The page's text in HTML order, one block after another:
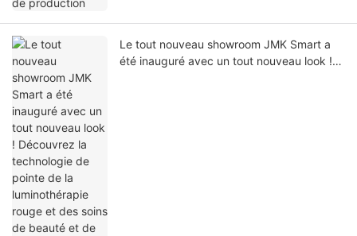
Le tout nouveau showroom JMK Smart a
été inauguré avec un tout nouveau look !